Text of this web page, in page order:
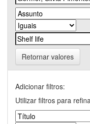
Retornar valores
Adicionar filtros:
Utilizar filtros para